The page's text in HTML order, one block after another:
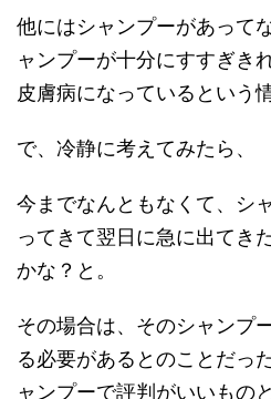
他にはシャンプーがあって
ャンプーが十分にすすぎき
皮膚病になっているという
で、冷静に考えてみたら、
今までなんともなくて、シ
ってきて翌日に急に出てき
かな？と。
その場合は、そのシャンプ
る必要があるとのことだっ
ャンプーで評判がいいもの